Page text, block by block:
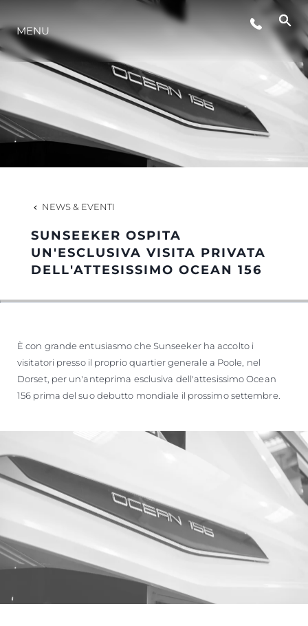
LIFESTYLE
INNOVAZIONE
L'AZIENDA
HERITAGE
VALUTA LA TUA IMBARCAZIONE
MENU
NEWS & EVENTI
SUNSEEKER OSPITA
UN'ESCLUSIVA VISITA PRIVATA
DELL'ATTESISSIMO OCEAN 156
È con grande entusiasmo che Sunseeker ha accolto i
visitatori presso il proprio quartier generale a Poole, nel
Dorset, per un'anteprima esclusiva dell'attesissimo Ocean
156 prima del suo debutto mondiale il prossimo settembre.